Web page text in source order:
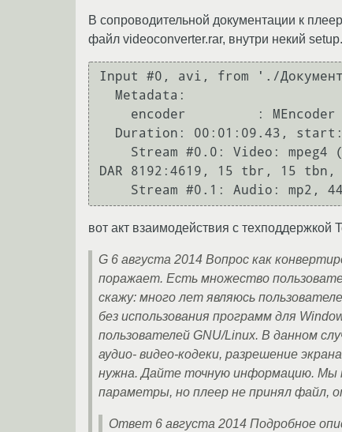
В сопроводительной документации к
файл videoconverter.rar, внутри некий
Input #0, avi, from './
DAR 8192:4619, 15 tbr, 15 tbn,
вот акт взаимодействия с техподдержкой
G 6 августа 2014 Вопрос как
поражает. Есть множество
скажу: много лет являюсь
без использования программ для
пользователей GNU/Linux. В данном
аудио- видео-кодеки, разрешение
нужна. Дайте точную информацию. Мы
параметры, но плеер не принял файл,
Ответ 6 августа 2014 Подробное